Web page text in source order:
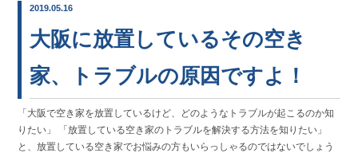
2019.05.16
大阪に放置しているその空き
家、トラブルの原因ですよ！
「大阪で空き家を放置しているけど、どのようなトラブルが起こるのか知
りたい」 「放置している空き家のトラブルを解決する方法を知りたい」
と、放置している空き家でお悩みの方もいらっしゃるのではないでしょう